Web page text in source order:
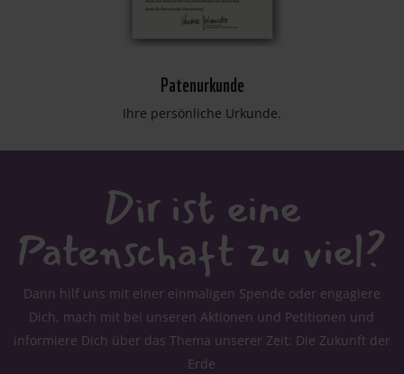
Patenurkunde
Ihre persönliche Urkunde.
Dir ist eine
Patenschaft zu viel?
Dann hilf uns mit einer einmaligen Spende oder engagiere
Dich, mach mit bei unseren Aktionen und Petitionen und
informiere Dich über das Thema unserer Zeit: Die Zukunft der
Erde